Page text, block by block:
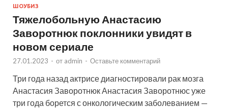
ШОУБИЗ
Тяжелобольную Анастасию
Заворотнюк поклонники увидят в
новом сериале
27.01.2023 - от admin - Оставьте комментарий
Три года назад актрисе диагностировали рак мозга
Анастасия Заворотнюк Анастасия Заворотнюс уже
три года борется с онкологическим заболеванием —